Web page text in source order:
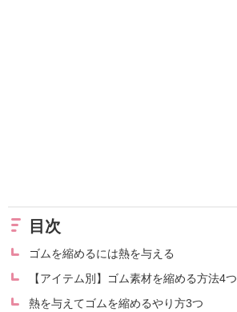
目次
ゴムを縮めるには熱を与える
【アイテム別】ゴム素材を縮める方法4つ
熱を与えてゴムを縮めるやり方3つ